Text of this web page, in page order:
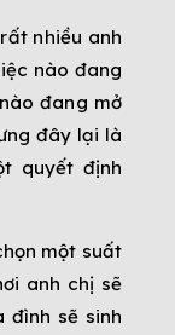
nhiều anh
nào đang
đang mở
đây lại là
quyết định
một suất
anh chị sẽ
đình sẽ sinh